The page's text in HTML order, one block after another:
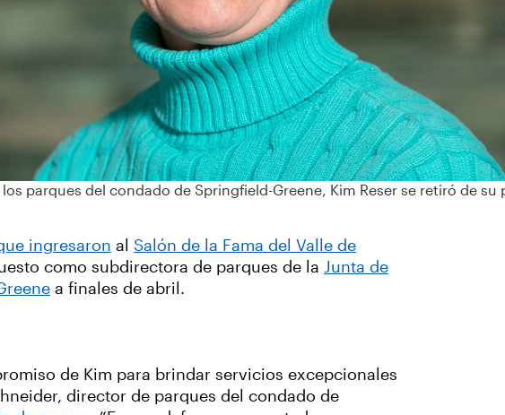
los parques del condado de Springfield-Greene, Kim Reser se retiró de
ingresaron al Salón de la Fama del Valle de
como subdirectora de parques de la Junta de
a finales de abril.
de Kim para brindar servicios excepcionales
director de parques del condado de